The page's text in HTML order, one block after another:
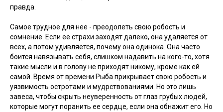
правда.
Самое трудное для нее - преодолеть свою робость и
сомнение. Если ее страхи заходят далеко, она удаляется от
всех, а потом удивляется, почему она одинока. Она часто
боится навязывать себя, слишком надавить на кого-то, хотя
такие мысли и в голову не приходят никому, кроме как ей
самой. Время от времени Рыба прикрывает свою робость и
уязвимость остротами и мудрствованиями. Но это лишь
завеса, чтобы скрыть неуверенность от глаз грубых людей,
которые могут поранить ее сердце, если она обнажит его. Но